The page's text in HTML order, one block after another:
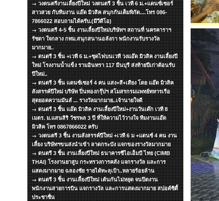
วงดนตรีงานเลี้ยงปีใหม่ วงดนตรี 3 ชิ้น เวที 6 ม.+แดนซ์เซอร์
สาวสวย กับทีมงาน แอ๊ด มิวสิค สนุกกันเต็มพิกัด....โทร 086-
7866022 สอบถามได้ครับ.(มีวีดีโอ)
วงดนตรี 4-5 ชิ้น งานเลี้ยงปีใหม่บริษัทฯ สถานที่ นครคาราฯ
รัชดา ใจกลาง กทม.สนุกสนานอลังกา พนักงานรับรางวัล
มากมาย..
ดนตรี 3 ชิ้น +เวที 6 ม.+ชุดไฟบนเวที วงแอ๊ด มิวสิค งานเลี้ยงปี
ใหม่ โรงงานน้ำแข็ง รามอินทรา 117 มีนบุรี ส่งท้ายปีเก่าต้อนรับ
ปีใหม่..
ดนตรี 3 ชิ้น แดนซ์เซอร์ 4 คน แสง+สี+เสียง โดย แอ๊ด มิวสิค
สังสรรค์ปีใหม่ บริษัท ปิ่นทองกรุ๊ปฯ สโมสรกรมแพทย์ทหารเรือ
สุดยอดความมันส์ ... รางวัลมากมาย..เจ้านายใจดี
ดนตรี 3 ชิ้น แอ๊ด มิวสิค งานเลี้ยงปีใหม่+งานวันเด๊ก เวที 8
เมตร. ม.แสนสิริ วัชรพล 3 ปี ที่ให้ความไว้วางใจ ทีมงานแอ๊ด
มิวสิค โทร 0867866022 ครับ
วงดนตรี 3 ชิ้น งานสังสรรค์ปีใหม่ +เวที 6 ม +แดนซ์ 4 คน งาน
เลี้ยง บริษัทฯขนส่งนำเข้า ลาดกระบัง แจกของรางวัลมากมาย
ดนตรี 3 ชิ้น งานเลี้ยงปีใหม่ ธนาคารซีไอเอ็มบี ไทย (CIMB
THAI) โรงงานยาสูบ กระทรวงการคลัง แจกรางวัล และการ
แสดงมากมาย ฉลองชัย รายได้ทะลุเป้า..หลายร้อยล้าน
ดนตรี 3 ชิ้น งานเลี้ยงปีใหม่ เต้นกันไม่หยุด จนปิดงาน
พนักงานสายการบิน แจกรางวัล และการแสดงมากมาย สปอต์ซิตื้
ประชาชื่น